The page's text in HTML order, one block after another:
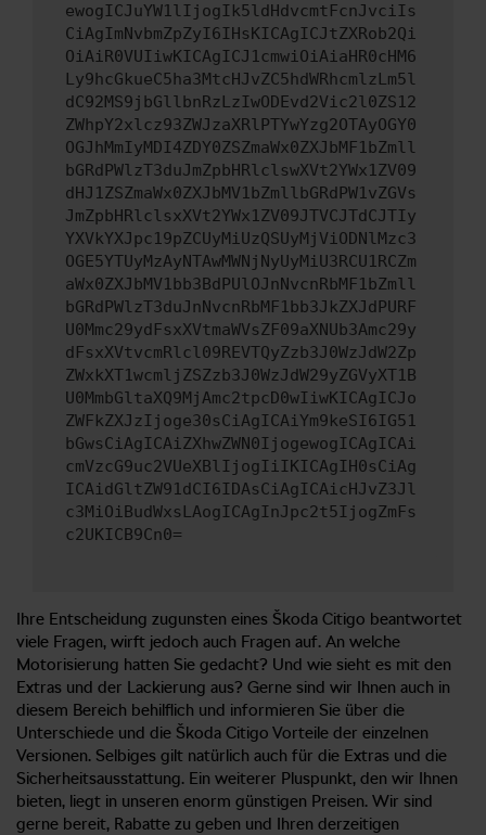
ewogICJuYW1lIjogIk5ldHdvcmtFcnJvciIs
CiAgImNvbmZpZyI6IHsKICAgICJtZXRob2Qi
OiAiR0VUIiwKICAgICJ1cmwiOiAiaHR0cHM6
Ly9hcGkueC5ha3MtcHJvZC5hdWRhcmlzLm5l
dC92MS9jbGllbnRzLzIwODEvd2Vic2l0ZS12
ZWhpY2xlcz93ZWJzaXRlPTYwYzg2OTAyOGY0
OGJhMmIyMDI4ZDY0ZSZmaWx0ZXJbMF1bZmll
bGRdPWlzT3duJmZpbHRlclswXVt2YWx1ZV09
dHJ1ZSZmaWx0ZXJbMV1bZmllbGRdPW1vZGVs
JmZpbHRlclsxXVt2YWx1ZV09JTVCJTdCJTIy
YXVkYXJpc19pZCUyMiUzQSUyMjViODNlMzc3
OGE5YTUyMzAyNTAwMWNjNyUyMiU3RCU1RCZm
aWx0ZXJbMV1bb3BdPUlOJnNvcnRbMF1bZmll
bGRdPWlzT3duJnNvcnRbMF1bb3JkZXJdPURF
U0Mmc29ydFsxXVtmaWVsZF09aXNUb3Amc29y
dFsxXVtvcmRlcl09REVTQyZzb3J0WzJdW2Zp
ZWxkXT1wcmljZSZzb3J0WzJdW29yZGVyXT1B
U0MmbGltaXQ9MjAmc2tpcD0wIiwKICAgICJo
ZWFkZXJzIjoge30sCiAgICAiYm9keSI6IG51
bGwsCiAgICAiZXhwZWN0IjogewogICAgICAi
cmVzcG9uc2VUeXBlIjogIiIKICAgIH0sCiAg
ICAidGltZW91dCI6IDAsCiAgICAicHJvZ3Jl
c3MiOiBudWxsLAogICAgInJpc2t5IjogZmFs
c2UKICB9Cn0=
Ihre Entscheidung zugunsten eines Škoda Citigo beantwortet
viele Fragen, wirft jedoch auch Fragen auf. An welche
Motorisierung hatten Sie gedacht? Und wie sieht es mit den
Extras und der Lackierung aus? Gerne sind wir Ihnen auch in
diesem Bereich behilflich und informieren Sie über die
Unterschiede und die Škoda Citigo Vorteile der einzelnen
Versionen. Selbiges gilt natürlich auch für die Extras und die
Sicherheitsausstattung. Ein weiterer Pluspunkt, den wir Ihnen
bieten, liegt in unseren enorm günstigen Preisen. Wir sind
gerne bereit, Rabatte zu geben und Ihren derzeitigen